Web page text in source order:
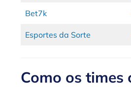
Bet7k
Esportes da Sorte
Como os times